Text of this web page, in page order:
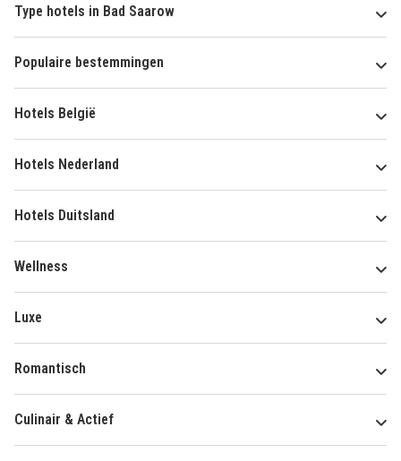
Type hotels in Bad Saarow
Populaire bestemmingen
Hotels België
Hotels Nederland
Hotels Duitsland
Wellness
Luxe
Romantisch
Culinair & Actief